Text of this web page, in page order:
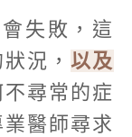
失敗，這
況， 以及
不尋常的症
醫師尋求